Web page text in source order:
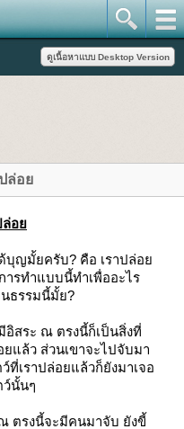
ปล่อ
ล่อ
ญมั้ยครับ? คือ เราปล่อ
รทำแบบนี้ทำเพื่ออะไร
ธรรมนี้มั้ย?
อิสระ ณ ตรงนี้ก็เป็นสิ่งที่
ยแล้ว ส่วนเขาจะไปจับมา
เราปล่อยแล้วก็ยังมาเจอ
ว์นั้นๆ
ตรงนี้จะมีคนมาจับ ยังขี้